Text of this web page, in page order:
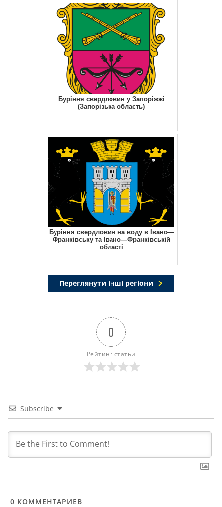
Буріння свердловин у Запоріжжі
(Запорізька область)
Буріння свердловин на воду в Івано—
Франківську та Івано—Франківській
області
Переглянути інші регіони
0
Рейтинг статьи
Subscribe
0 КОММЕНТАРИЕВ